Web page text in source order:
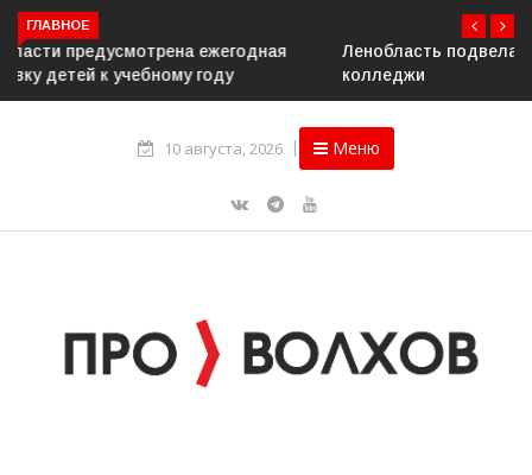
ГЛАВНОЕ
Ленобласть подвела итоги приёмной кампании в вузы и
колледжи
10 августа, 2026 Меню